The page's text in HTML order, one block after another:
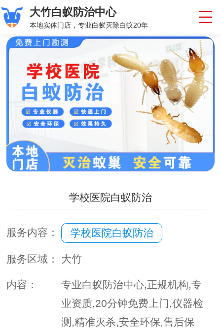
大竹白蚁防治中心
本地实体门店，专业白蚁灭除白蚁20年
学校医院白蚁防治
服务内容： 学校医院白蚁防治
服务区域： 大竹
内容：
专业白蚁防治中心,正规机构,专
业资质,20分钟免费上门,仪器检
测,精准灭杀,安全环保,售后保